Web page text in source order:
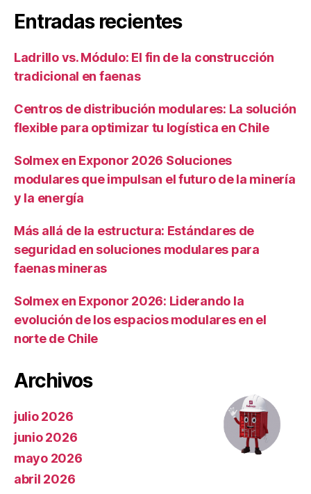
Entradas recientes
Ladrillo vs. Módulo: El fin de la construcción
tradicional en faenas
Centros de distribución modulares: La solución
flexible para optimizar tu logística en Chile
Solmex en Exponor 2026 Soluciones
modulares que impulsan el futuro de la minería
y la energía
Más allá de la estructura: Estándares de
seguridad en soluciones modulares para
faenas mineras
Solmex en Exponor 2026: Liderando la
evolución de los espacios modulares en el
norte de Chile
Archivos
julio 2026
junio 2026
mayo 2026
abril 2026